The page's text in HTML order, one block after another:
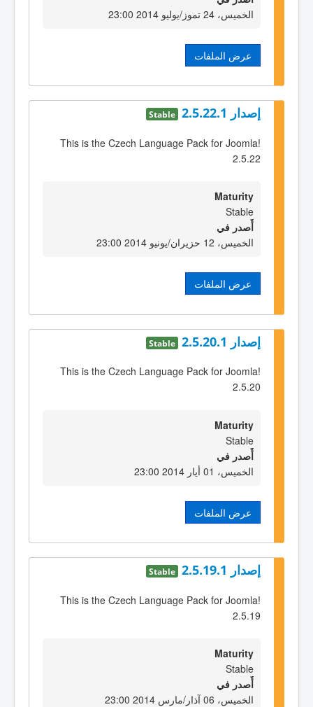
الخميس، 24 تموز/يوليو 2014 23:00
عرض الملفات
إصدار 2.5.22.1 Stable
This is the Czech Language Pack for Joomla!
2.5.22
Maturity
Stable
أٌصدر في
الخميس، 12 حزيران/يونيو 2014 23:00
عرض الملفات
إصدار 2.5.20.1 Stable
This is the Czech Language Pack for Joomla!
2.5.20
Maturity
Stable
أٌصدر في
الخميس، 01 أيار 2014 23:00
عرض الملفات
إصدار 2.5.19.1 Stable
This is the Czech Language Pack for Joomla!
2.5.19
Maturity
Stable
أٌصدر في
الخميس، 06 آذار/مارس 2014 23:00